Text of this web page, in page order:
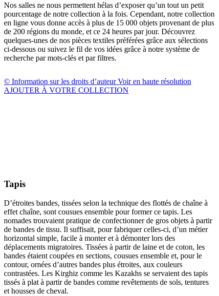
Nos salles ne nous permettent hélas d’exposer qu’un tout un petit
pourcentage de notre collection à la fois. Cependant, notre collection
en ligne vous donne accès à plus de 15 000 objets provenant de plus
de 200 régions du monde, et ce 24 heures par jour. Découvrez
quelques-unes de nos pièces textiles préférées grâce aux sélections
ci-dessous ou suivez le fil de vos idées grâce à notre système de
recherche par mots-clés et par filtres.
© Information sur les droits d’auteurVoir en haute résolution
AJOUTER À VOTRE COLLECTION
Tapis
D’étroites bandes, tissées selon la technique des flottés de chaîne à
effet chaîne, sont cousues ensemble pour former ce tapis. Les
nomades trouvaient pratique de confectionner de gros objets à partir
de bandes de tissu. Il suffisait, pour fabriquer celles-ci, d’un métier
horizontal simple, facile à monter et à démonter lors des
déplacements migratoires. Tissées à partir de laine et de coton, les
bandes étaient coupées en sections, cousues ensemble et, pour le
contour, ornées d’autres bandes plus étroites, aux couleurs
contrastées. Les Kirghiz comme les Kazakhs se servaient des tapis
tissés à plat à partir de bandes comme revêtements de sols, tentures
et housses de cheval.